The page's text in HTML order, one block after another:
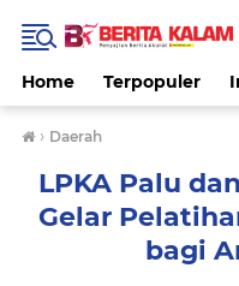
Home Terpopuler
› Daerah
LPKA Palu
Gelar
bagi